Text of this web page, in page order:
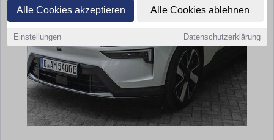
Alle Cookies akzeptieren Alle Cookies ablehnen
Einstellungen Datenschutzerklärung